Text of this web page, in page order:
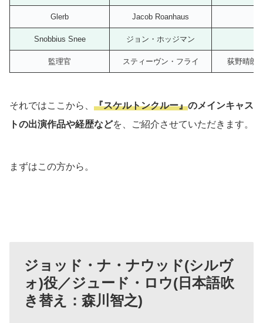
Glerb Jacob Roanhaus
Snobbius Snee ジョン・ホッジマン
監理官 スティーヴン・フライ 荻野晴朗
それではここから、 『スケルトンクルー』のメインキャス
トの出演作品や経歴などを、ご紹介させていただきます。
まずはこの方から。
ジョッド・ナ・ナウッド(シルヴ
ォ)役／ジュード・ロウ(日本語吹
き替え：森川智之)